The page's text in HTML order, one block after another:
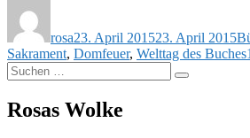
rosa23. April 201523. April 2015
Sakrament, Domfeuer, Welttag des Buches
Suchen
nach:
Suchen
Rosas Wolke